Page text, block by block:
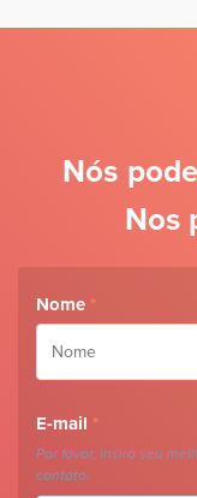
Nós
Nos
Nome *
E-mail *
Por favor, insira seu
contato.